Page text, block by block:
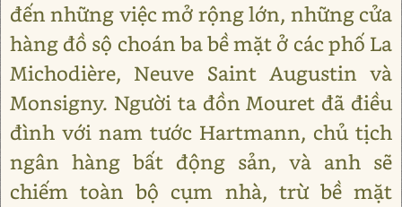
đến những việc mở rộng lớn, những cửa
hàng đồ sộ choán ba bề mặt ở các phố La
Michodière, Neuve Saint Augustin và
Monsigny. Người ta đồn Mouret đã điều
đình với nam tước Hartmann, chủ tịch
ngân hàng bất động sản, và anh sẽ
chiếm toàn bộ cụm nhà, trừ bề mặt